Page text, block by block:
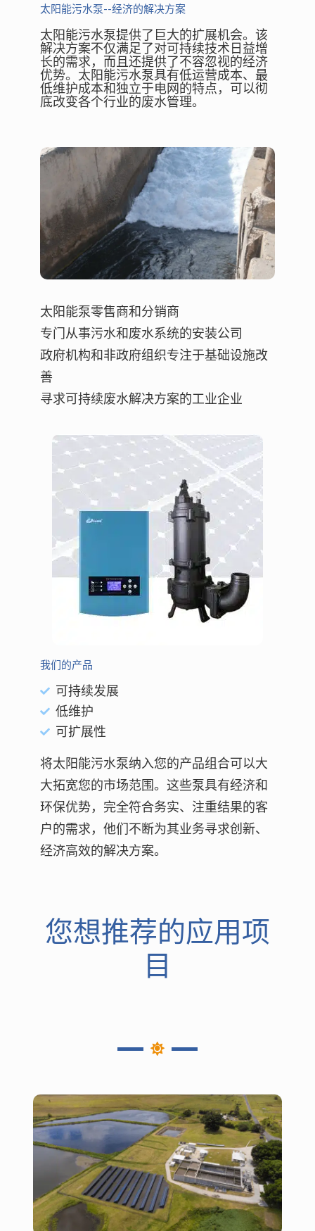
太阳能污水泵--经济的解决方案
太阳能污水泵提供了巨大的扩展机会。该
解决方案不仅满足了对可持续技术日益增
长的需求，而且还提供了不容忽视的经济
优势。太阳能污水泵具有低运营成本、最
低维护成本和独立于电网的特点，可以彻
底改变各个行业的废水管理。
太阳能泵零售商和分销商
专门从事污水和废水系统的安装公司
政府机构和非政府组织专注于基础设施改
善
寻求可持续废水解决方案的工业企业
我们的产品
可持续发展
低维护
可扩展性
将太阳能污水泵纳入您的产品组合可以大
大拓宽您的市场范围。这些泵具有经济和
环保优势，完全符合务实、注重结果的客
户的需求，他们不断为其业务寻求创新、
经济高效的解决方案。
您想推荐的应用项
目